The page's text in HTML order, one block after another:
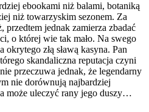
ebookami niż balami, botaniką
niż towarzyskim sezonem. Za
przedtem jednak zamierza zbadać
o której wie tak mało. Na swego
złą sławą kasyna. Pan
skandaliczna reputacja czyni
przeczuwa jednak, że legendarny
nie dorównują najbardziej
może uleczyć rany jego duszy…